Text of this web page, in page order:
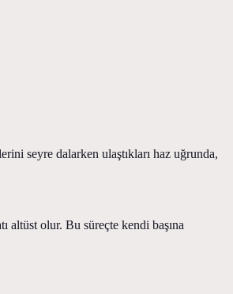
seyre dalarken ulaştıkları haz uğrunda,
altüst olur. Bu süreçte kendi başına